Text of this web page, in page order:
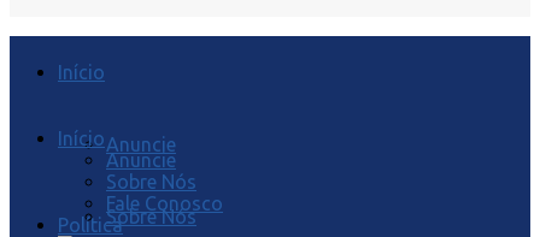
Início
Anuncie
Sobre Nós
Início
Anuncie
Sobre Nós
Fale Conosco
Política